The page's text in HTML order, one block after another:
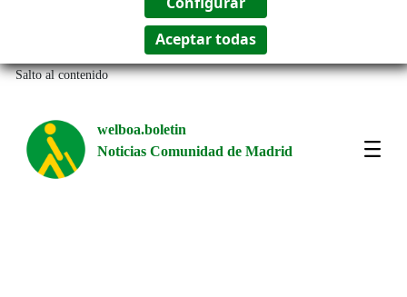
Salto al contenido
welboa.boletin
Noticias Comunidad de Madrid